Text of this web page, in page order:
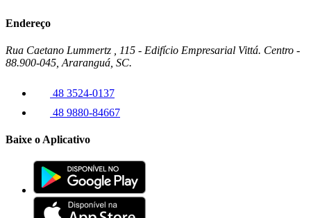
Endereço
Rua Caetano Lummertz , 115 - Edifício Empresarial Vittá. Centro -
88.900-045, Araranguá, SC.
48 3524-0137
48 9880-84667
Baixe o Aplicativo